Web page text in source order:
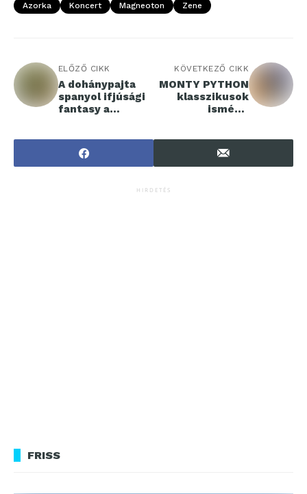
Azorka Koncert Magneoton Zene
ELŐZŐ CIKK
A dohánypajta
spanyol ifjúsági
fantasy a
KÖVETKEZŐ CIKK
MONTY PYTHON
klasszikusok
ismét a
HIRDETÉS
FRISS